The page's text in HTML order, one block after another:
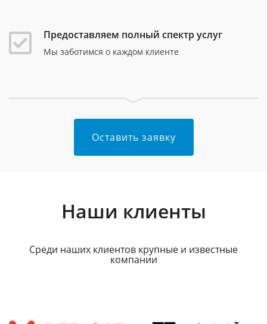
Предоставляем полный спектр услуг
Мы заботимся о каждом клиенте
Оставить заявку
Наши клиенты
Среди наших клиентов крупные и известные
компании